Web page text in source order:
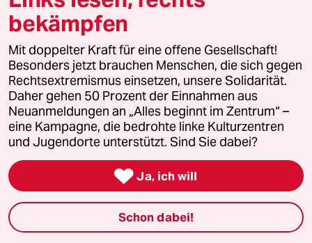
bundestalk
fernverbindung
klima update°
Mauerecho
Freie Rede
reingehen
Newsletter
bekämpfen
Mit doppelter Kraft für eine offene Gesellschaft!
Besonders jetzt brauchen Menschen, die sich gegen
Rechtsextremismus einsetzen, unsere Solidarität.
Daher gehen 50 Prozent der Einnahmen aus
Neuanmeldungen an „Alles beginnt im Zentrum“ –
eine Kampagne, die bedrohte linke Kulturzentren
und Jugendorte unterstützt. Sind Sie dabei?
 Ja, ich will
Schon dabei!